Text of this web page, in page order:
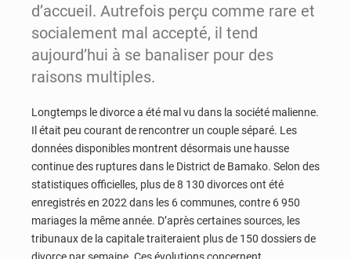
d’accueil. Autrefois perçu comme rare et
socialement mal accepté, il tend
aujourd’hui à se banaliser pour des
raisons multiples.
Longtemps le divorce a été mal vu dans la société malienne.
Il était peu courant de rencontrer un couple séparé. Les
données disponibles montrent désormais une hausse
continue des ruptures dans le District de Bamako. Selon des
statistiques officielles, plus de 8 130 divorces ont été
enregistrés en 2022 dans les 6 communes, contre 6 950
mariages la même année. D’après certaines sources, les
tribunaux de la capitale traiteraient plus de 150 dossiers de
divorce par semaine. Ces évolutions concernent